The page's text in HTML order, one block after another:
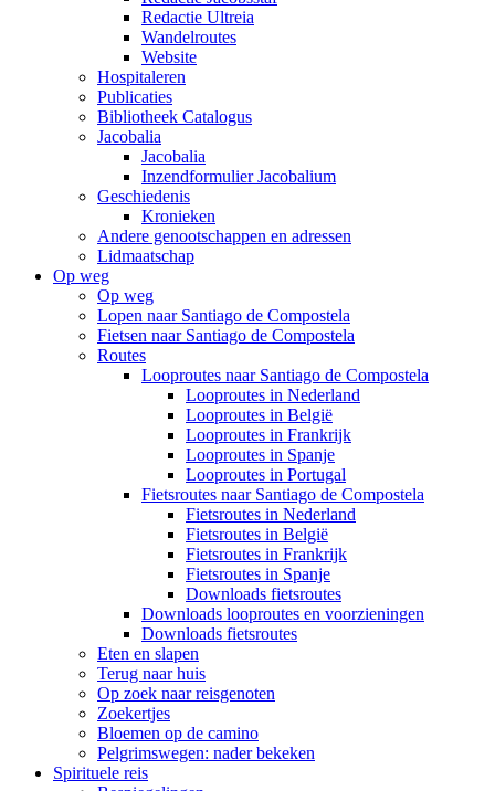
Redactie Ultreia
Wandelroutes
Website
Hospitaleren
Publicaties
Bibliotheek Catalogus
Jacobalia
Jacobalia
Inzendformulier Jacobalium
Geschiedenis
Kronieken
Andere genootschappen en adressen
Lidmaatschap
Op weg
Op weg
Lopen naar Santiago de Compostela
Fietsen naar Santiago de Compostela
Routes
Looproutes naar Santiago de Compostela
Looproutes in Nederland
Looproutes in België
Looproutes in Frankrijk
Looproutes in Spanje
Looproutes in Portugal
Fietsroutes naar Santiago de Compostela
Fietsroutes in Nederland
Fietsroutes in België
Fietsroutes in Frankrijk
Fietsroutes in Spanje
Downloads fietsroutes
Downloads looproutes en voorzieningen
Downloads fietsroutes
Eten en slapen
Terug naar huis
Op zoek naar reisgenoten
Zoekertjes
Bloemen op de camino
Pelgrimswegen: nader bekeken
Spirituele reis